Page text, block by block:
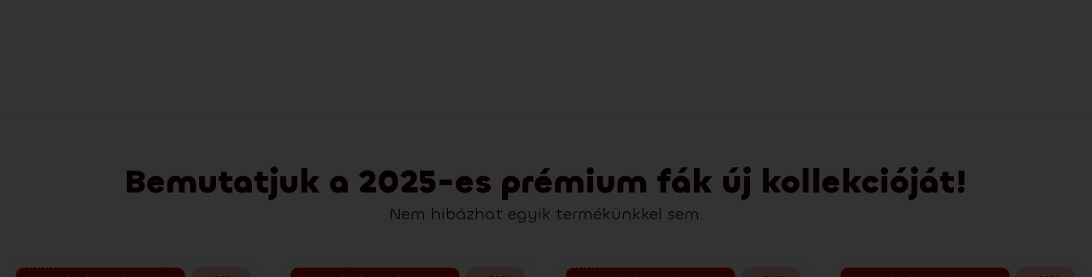
Bemutatjuk a 2025-es prémium fák új kollekcióját!
Nem hibázhat egyik termékünkkel sem.